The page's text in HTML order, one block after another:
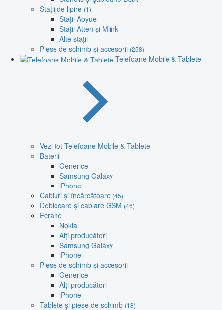
Stații de lipire (1)
Stații Aoyue
Stații Atten și Mlink
Alte stații
Piese de schimb și accesorii (258)
Telefoane Mobile & Tablete
Vezi tot Telefoane Mobile & Tablete
Baterii
Generice
Samsung Galaxy
iPhone
Cabluri și încărcătoare (45)
Deblocare și cablare GSM (46)
Ecrane
Nokia
Alți producători
Samsung Galaxy
iPhone
Piese de schimb și accesorii
Generice
Alți producători
iPhone
Tablete și piese de schimb (18)